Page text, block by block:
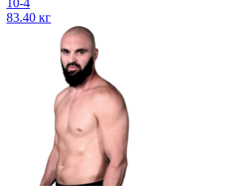
10-4
83.40 кг